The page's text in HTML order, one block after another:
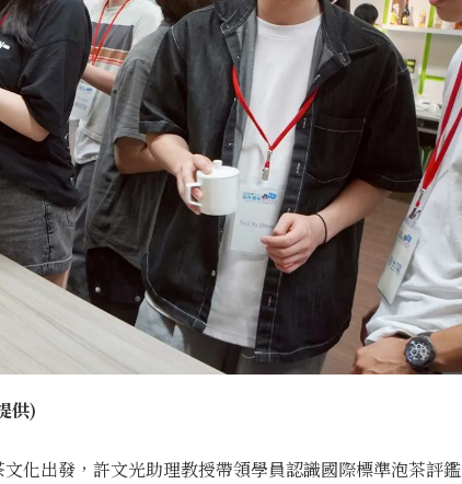
供)
化出發，許文光助理教授帶領學員認識國際標準泡茶評鑑